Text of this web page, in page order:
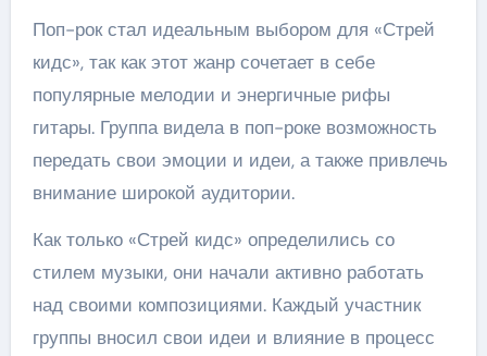
Поп-рок стал идеальным выбором для «Стрей
кидс», так как этот жанр сочетает в себе
популярные мелодии и энергичные рифы
гитары. Группа видела в поп-роке возможность
передать свои эмоции и идеи, а также привлечь
внимание широкой аудитории.
Как только «Стрей кидс» определились со
стилем музыки, они начали активно работать
над своими композициями. Каждый участник
группы вносил свои идеи и влияние в процесс